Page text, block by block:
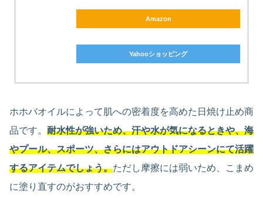
Amazon
Yahooショッピング
ホホバオイルによって肌への密着度を高めた日焼け止め商
品です。 耐水性が強いため、汗や水が気になるときや、海
やプール、スポーツ、さらにはアウトドアシーンにて活躍
するアイテムでしょう。ただし摩擦には弱いため、こまめ
に塗り直すのがおすすめです。